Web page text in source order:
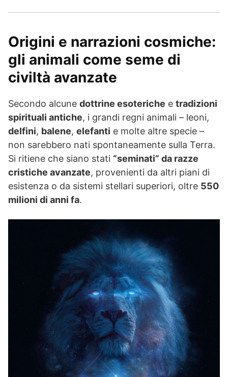
Origini e narrazioni cosmiche:
gli animali come seme di
civiltà avanzate
Secondo alcune dottrine esoteriche e tradizioni
spirituali antiche, i grandi regni animali – leoni,
delfini, balene, elefanti e molte altre specie –
non sarebbero nati spontaneamente sulla Terra.
Si ritiene che siano stati “seminati” da razze
cristiche avanzate, provenienti da altri piani di
esistenza o da sistemi stellari superiori, oltre 550
milioni di anni fa.